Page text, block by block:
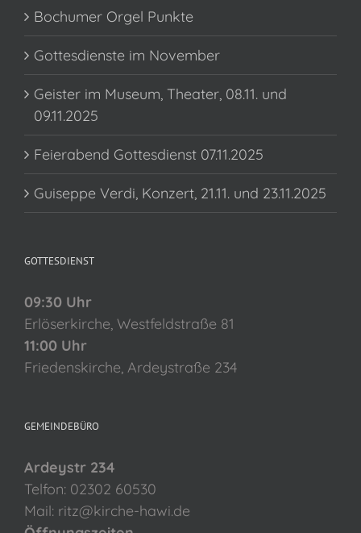
Bochumer Orgel Punkte
Gottesdienste im November
Geister im Museum, Theater, 08.11. und
09.11.2025
Feierabend Gottesdienst 07.11.2025
Guiseppe Verdi, Konzert, 21.11. und 23.11.2025
GOTTESDIENST
09:30 Uhr
Erlöserkirche, Westfeldstraße 81
11:00 Uhr
Friedenskirche, Ardeystraße 234
GEMEINDEBÜRO
Ardeystr 234
Telfon: 02302 60530
Mail: ritz@kirche-hawi.de